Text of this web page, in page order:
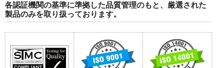
各認証機関の基準に準拠した品質管理のもと、厳選された
製品のみを取り扱っております。